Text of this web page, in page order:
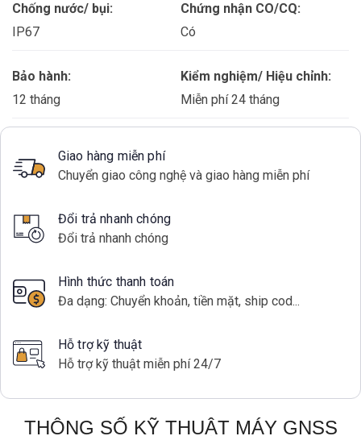
Chống nước/ bụi:
IP67
Chứng nhận CO/CQ:
Có
Bảo hành:
12 tháng
Kiểm nghiệm/ Hiệu chỉnh:
Miễn phí 24 tháng
Giao hàng miễn phí
Chuyển giao công nghệ và giao hàng miễn phí
Đổi trả nhanh chóng
Đổi trả nhanh chóng
Hình thức thanh toán
Đa dạng: Chuyển khoản, tiền mặt, ship cod...
Hỗ trợ kỹ thuật
Hỗ trợ kỹ thuật miễn phí 24/7
THÔNG SỐ KỸ THUẬT MÁY GNSS